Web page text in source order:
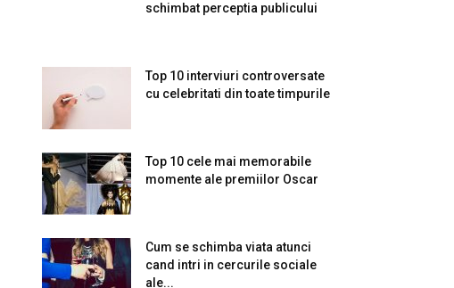
schimbat perceptia publicului
Top 10 interviuri controversate
cu celebritati din toate timpurile
Top 10 cele mai memorabile
momente ale premiilor Oscar
Cum se schimba viata atunci
cand intri in cercurile sociale
ale...